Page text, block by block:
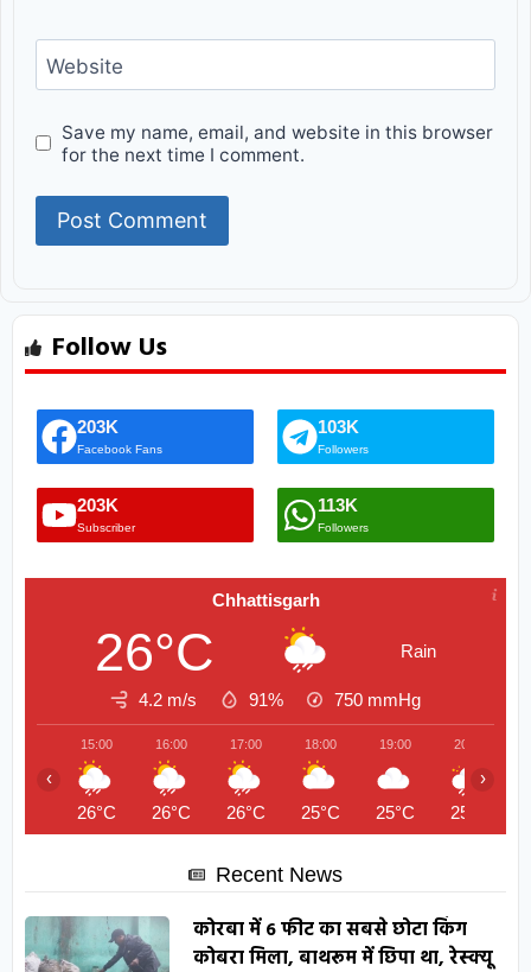
Website
Save my name, email, and website in this browser
for the next time I comment.
Follow Us
203K
Facebook Fans
103K
Followers
203K
Subscriber
113K
Followers
Chhattisgarh
26°C Rain
4.2 m/s 91% 750 mmHg
15:00
26°C
16:00
26°C
17:00
26°C
18:00
25°C
19:00
25°C
20:00
25°C
‹ ›
Recent News
कोरबा में 6 फीट का सबसे छोटा किंग
कोबरा मिला, बाथरूम में छिपा था, रेस्क्यू